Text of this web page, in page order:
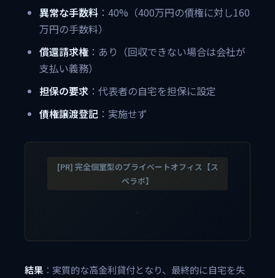
異常な手数料 ：40%（400万円の債権に対し160
万円の手数料）
償還請求権 ：あり（回収できない場合は会社が
支払い義務）
担保の要求 ：代表者の自宅を担保に設定
債権譲渡登記 ：実施せず
[PR] 完全個室型のプライベートオフィス【ス
ペラボ】
結果 ：実質的な高金利貸付となり、最終的に自宅を失